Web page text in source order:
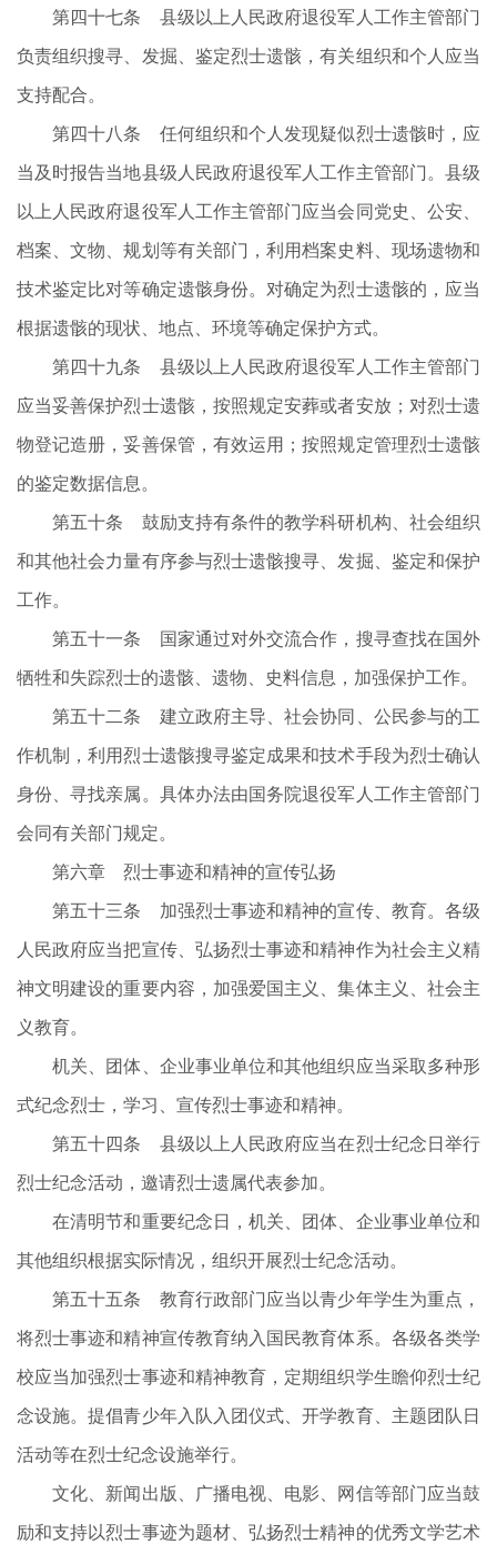
第四十七条 县级以上人民政府退役军人工作主管部门
负责组织搜寻、发掘、鉴定烈士遗骸，有关组织和个人应当
支持配合。
第四十八条 任何组织和个人发现疑似烈士遗骸时，应
当及时报告当地县级人民政府退役军人工作主管部门。县级
以上人民政府退役军人工作主管部门应当会同党史、公安、
档案、文物、规划等有关部门，利用档案史料、现场遗物和
技术鉴定比对等确定遗骸身份。对确定为烈士遗骸的，应当
根据遗骸的现状、地点、环境等确定保护方式。
第四十九条 县级以上人民政府退役军人工作主管部门
应当妥善保护烈士遗骸，按照规定安葬或者安放；对烈士遗
物登记造册，妥善保管，有效运用；按照规定管理烈士遗骸
的鉴定数据信息。
第五十条 鼓励支持有条件的教学科研机构、社会组织
和其他社会力量有序参与烈士遗骸搜寻、发掘、鉴定和保护
工作。
第五十一条 国家通过对外交流合作，搜寻查找在国外
牺牲和失踪烈士的遗骸、遗物、史料信息，加强保护工作。
第五十二条 建立政府主导、社会协同、公民参与的工
作机制，利用烈士遗骸搜寻鉴定成果和技术手段为烈士确认
身份、寻找亲属。具体办法由国务院退役军人工作主管部门
会同有关部门规定。
第六章 烈士事迹和精神的宣传弘扬
第五十三条 加强烈士事迹和精神的宣传、教育。各级
人民政府应当把宣传、弘扬烈士事迹和精神作为社会主义精
神文明建设的重要内容，加强爱国主义、集体主义、社会主
义教育。
机关、团体、企业事业单位和其他组织应当采取多种形
式纪念烈士，学习、宣传烈士事迹和精神。
第五十四条 县级以上人民政府应当在烈士纪念日举行
烈士纪念活动，邀请烈士遗属代表参加。
在清明节和重要纪念日，机关、团体、企业事业单位和
其他组织根据实际情况，组织开展烈士纪念活动。
第五十五条 教育行政部门应当以青少年学生为重点，
将烈士事迹和精神宣传教育纳入国民教育体系。各级各类学
校应当加强烈士事迹和精神教育，定期组织学生瞻仰烈士纪
念设施。提倡青少年入队入团仪式、开学教育、主题团队日
活动等在烈士纪念设施举行。
文化、新闻出版、广播电视、电影、网信等部门应当鼓
励和支持以烈士事迹为题材、弘扬烈士精神的优秀文学艺术